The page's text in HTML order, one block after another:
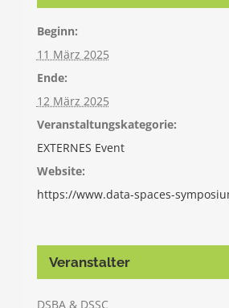
Beginn:
11 März 2025
Ende:
12 März 2025
Veranstaltungskategorie:
EXTERNES Event
Website:
https://www.data-spaces-
Veranstalter
DSBA & DSSC